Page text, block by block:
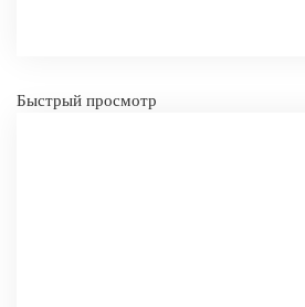
Быстрый просмотр